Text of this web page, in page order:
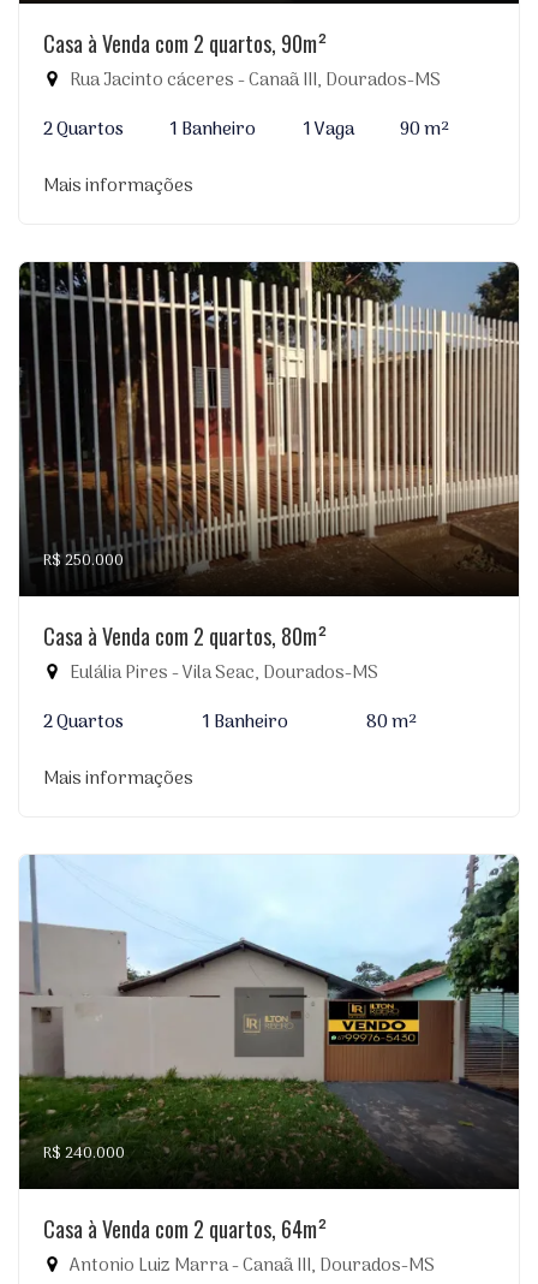
Casa à Venda com 2 quartos, 90m²
Rua Jacinto cáceres - Canaã III, Dourados-MS
2 Quartos
1 Banheiro 1 Vaga
90 m²
Mais informações
R$ 250.000
Casa à Venda com 2 quartos, 80m²
Eulália Pires - Vila Seac, Dourados-MS
2 Quartos
1 Banheiro
80 m²
Mais informações
R$ 240.000
Casa à Venda com 2 quartos, 64m²
Antonio Luiz Marra - Canaã III, Dourados-MS